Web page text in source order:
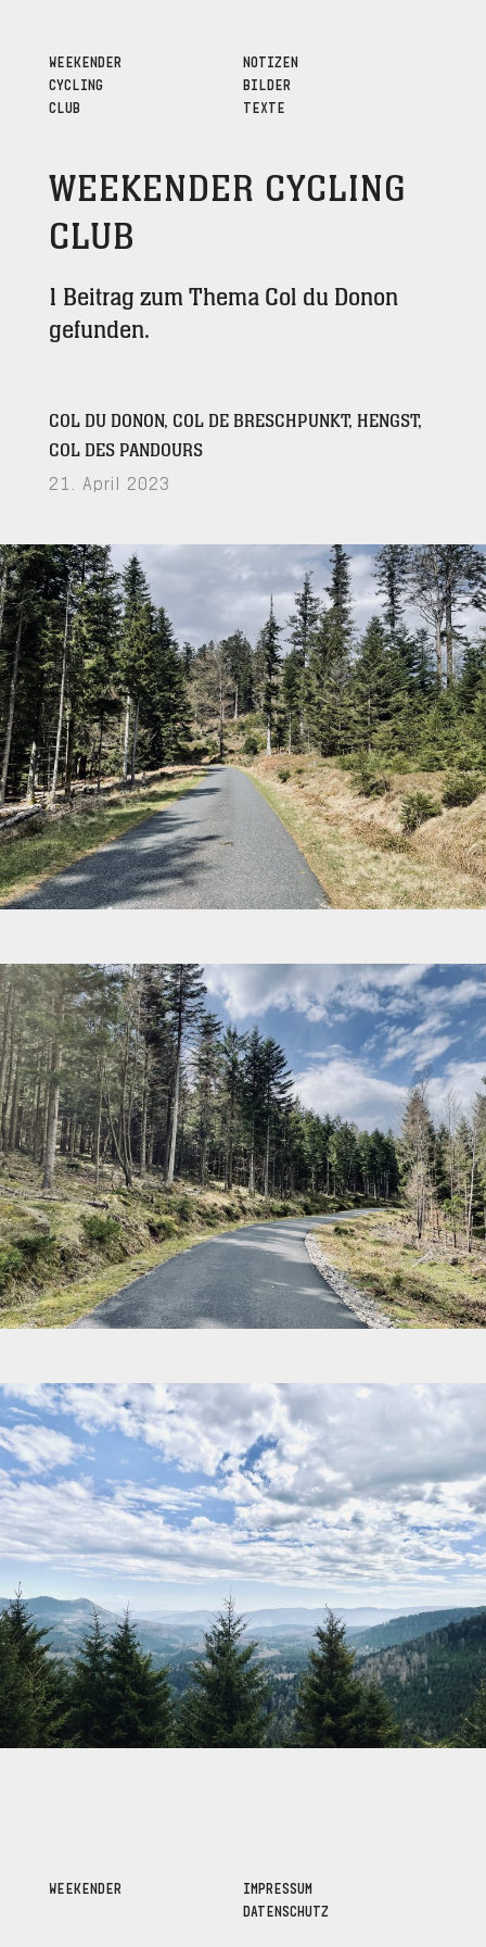
WEEKENDER
CYCLING
CLUB
NOTIZEN
BILDER
TEXTE
WEEKENDER CYCLING
CLUB
1 Beitrag zum Thema Col du Donon
gefunden.
COL DU DONON, COL DE BRESCHPUNKT, HENGST,
COL DES PANDOURS
21. April 2023
WEEKENDER
IMPRESSUM
DATENSCHUTZ